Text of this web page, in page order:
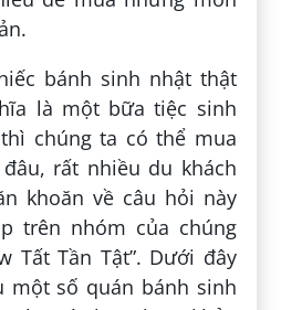
bánh sinh nhật thật
là một bữa tiệc sinh
chúng ta có thể mua
rất nhiều du khách
khoăn về câu hỏi này
trên nhóm của chúng
Tất Tần Tật”. Dưới đây
một số quán bánh sinh